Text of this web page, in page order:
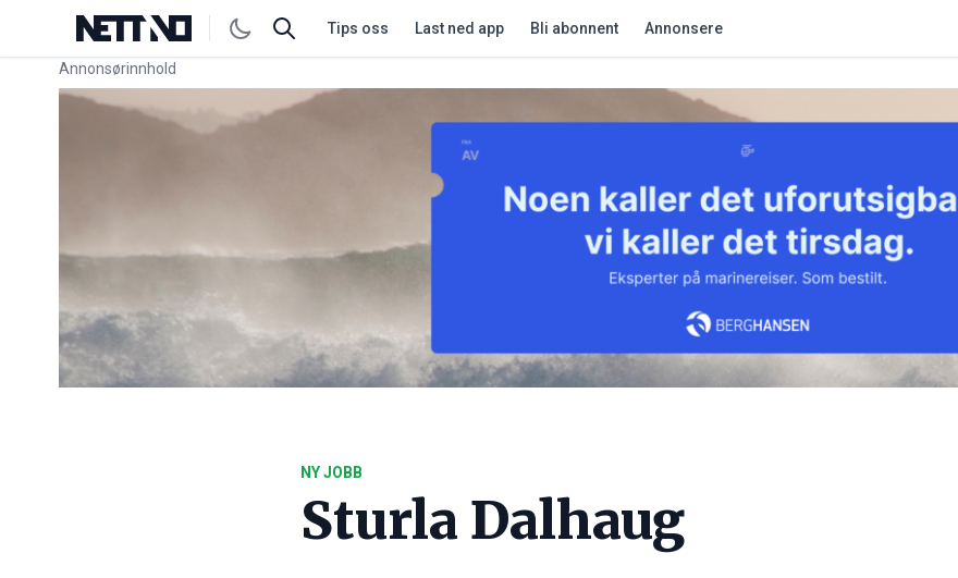
Tips oss Last ned app Bli abonnent Annonsere
Annonsørinnhold
Link for annonse
NY JOBB
Sturla Dalhaug